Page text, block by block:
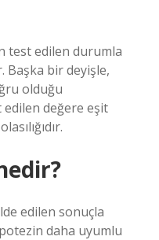
test edilen durumla
Başka bir deyişle,
olduğu
edilen değere eşit
edilen sonuçla
daha uyumlu